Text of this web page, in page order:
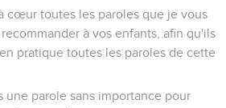
cœur toutes les paroles que je vous
à vos enfants, afin qu'ils
pratique toutes les paroles de cette
une parole sans importance pour